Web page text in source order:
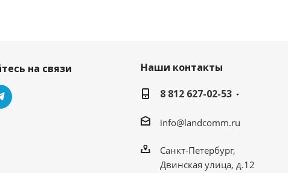
на связи
Наши контакты
8 812 627-02-53
info@landcomm.ru
Санкт-Петербург,
Двинская улица, д.12